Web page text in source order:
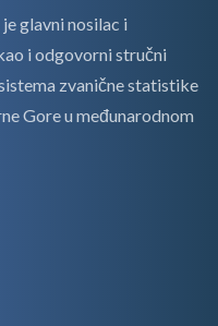
glavni nosilac i
i odgovorni stručni
zvanične statistike
Gore u međunarodnom